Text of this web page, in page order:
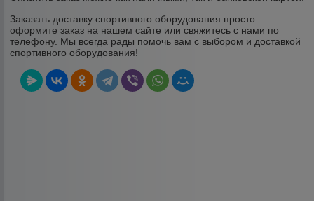
Заказать доставку спортивного оборудования просто –
оформите заказ на нашем сайте или свяжитесь с нами по
телефону. Мы всегда рады помочь вам с выбором и доставкой
спортивного оборудования!